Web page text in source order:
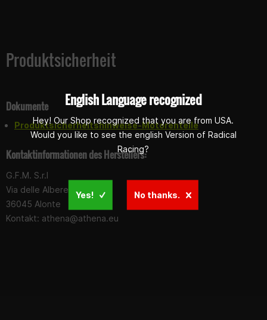
Produktsicherheit
Dokumente
Produktsicherheitshinweise-Motorenteile
Kontaktinformationen des Herstellers:
G.F.M. S.r.l
Via delle Albere 13
36045 Alonte
Kontakt: athena@athena.eu
English Language recognized
Hey! Our Shop recognized that you are from USA.
Would you like to see the english Version of Radical
Racing?
Yes! No thanks.